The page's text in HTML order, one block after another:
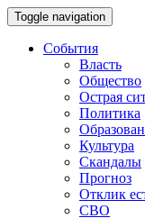
Toggle navigation
События
Власть
Общество
Острая
Политика
Культура
Скандалы
Прогноз
Отклик
СВО